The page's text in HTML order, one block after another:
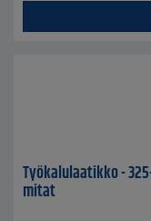
Työkalulaatikko -
mitat